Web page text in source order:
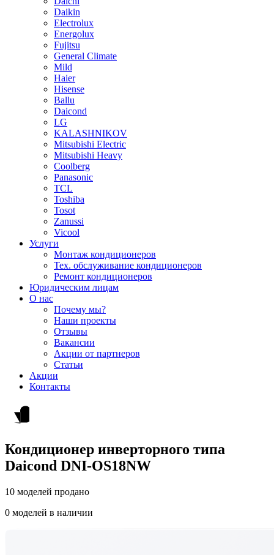
Daikin
Electrolux
Energolux
Fujitsu
General Climate
Mild
Haier
Hisense
Ballu
Daicond
LG
KALASHNIKOV
Mitsubishi Electric
Mitsubishi Heavy
Сoolberg
Panasonic
TCL
Toshiba
Tosot
Zanussi
Vicool
Услуги
Монтаж кондиционеров
Тех. обслуживание кондиционеров
Ремонт кондиционеров
Юридическим лицам
О нас
Почему мы?
Наши проекты
Отзывы
Вакансии
Акции от партнеров
Статьи
Акции
Контакты
Кондиционер инверторного типа
Daicond DNI-OS18NW
10 моделей продано
0 моделей в наличии